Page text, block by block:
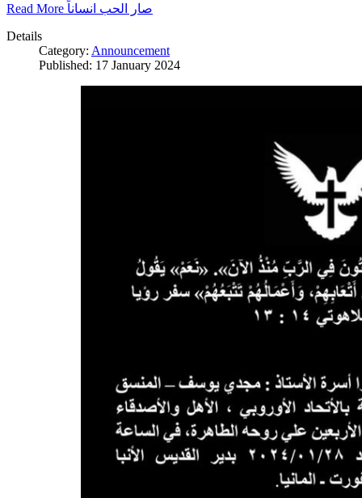
Read More صار الحب انساناً
Details
Category: Announcement
Published: 17 January 2024